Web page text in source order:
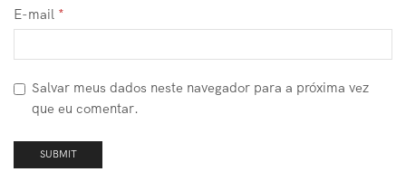
E-mail *
Salvar meus dados neste navegador para a próxima vez
que eu comentar.